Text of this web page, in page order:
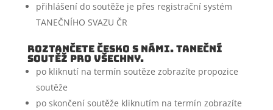
přihlášení do soutěže je přes registrační systém
TANEČNÍHO SVAZU ČR
ROZTANČETE ČESKO s námi. Taneční
soutěž pro všechny.
po kliknutí na termín soutěze zobrazíte propozice
soutěže
po skončení soutěže kliknutím na termín zobrazíte